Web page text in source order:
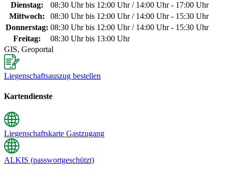
Dienstag:
08:30 Uhr bis 12:00 Uhr / 14:00 Uhr - 17:00 Uhr
Mittwoch:
08:30 Uhr bis 12:00 Uhr / 14:00 Uhr - 15:30 Uhr
Donnerstag: 08:30 Uhr bis 12:00 Uhr / 14:00 Uhr - 15:30 Uhr
Freitag:
08:30 Uhr bis 13:00 Uhr
GIS, Geoportal
Liegenschaftsauszug bestellen
Kartendienste
Liegenschaftskarte Gastzugang
ALKIS (passwortgeschützt)